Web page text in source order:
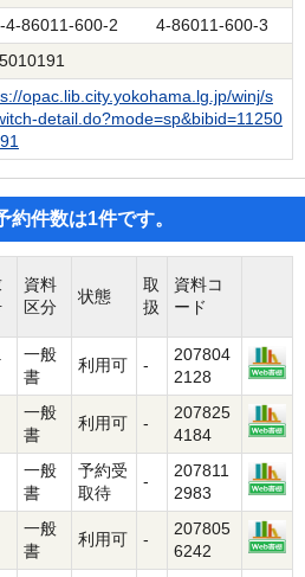
4-86011-600-2 4-86011-600-3
opac.lib.city.yokohama.lg.jp/winj/s
detail.do?mode=sp&bibid=11250
約件数は1件です。
資料
区分
状態
取
扱
資料コ
ード
一般
書
利用可 -
207804
2128
一般
書
利用可 -
207825
4184
一般
書
予約受
取待
-
207811
2983
一般
書
利用可 -
207805
6242